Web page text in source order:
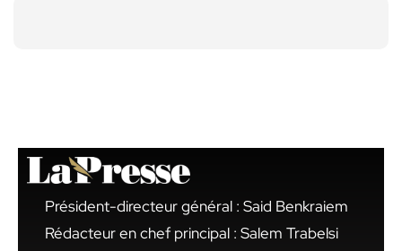
Président-directeur général : Said Benkraiem
Rédacteur en chef principal : Salem Trabelsi